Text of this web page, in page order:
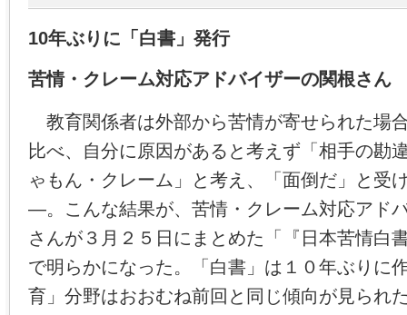
10年ぶりに「白書」発行
苦情・クレーム対応アドバイザーの関根さん
教育関係者は外部から苦情が寄せられた場
比べ、自分に原因があると考えず「相手の勘
ゃもん・クレーム」と考え、「面倒だ」と受
―。こんな結果が、苦情・クレーム対応アド
さんが３月２５日にまとめた「『日本苦情
で明らかになった。「白書」は１０年ぶりに
育」分野はおおむね前回と同じ傾向が見られ